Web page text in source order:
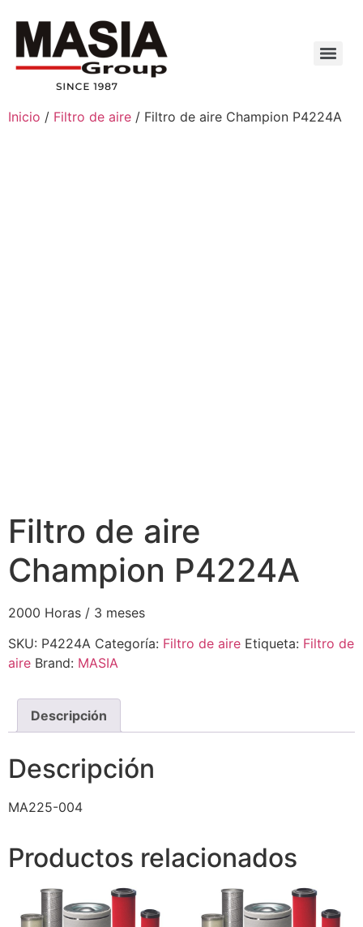
Inicio / Filtro de aire / Filtro de aire Champion P4224A
Filtro de aire
Champion P4224A
2000 Horas / 3 meses
SKU: P4224A Categoría: Filtro de aire Etiqueta: Filtro de
aire Brand: MASIA
Descripción
Descripción
MA225-004
Productos relacionados